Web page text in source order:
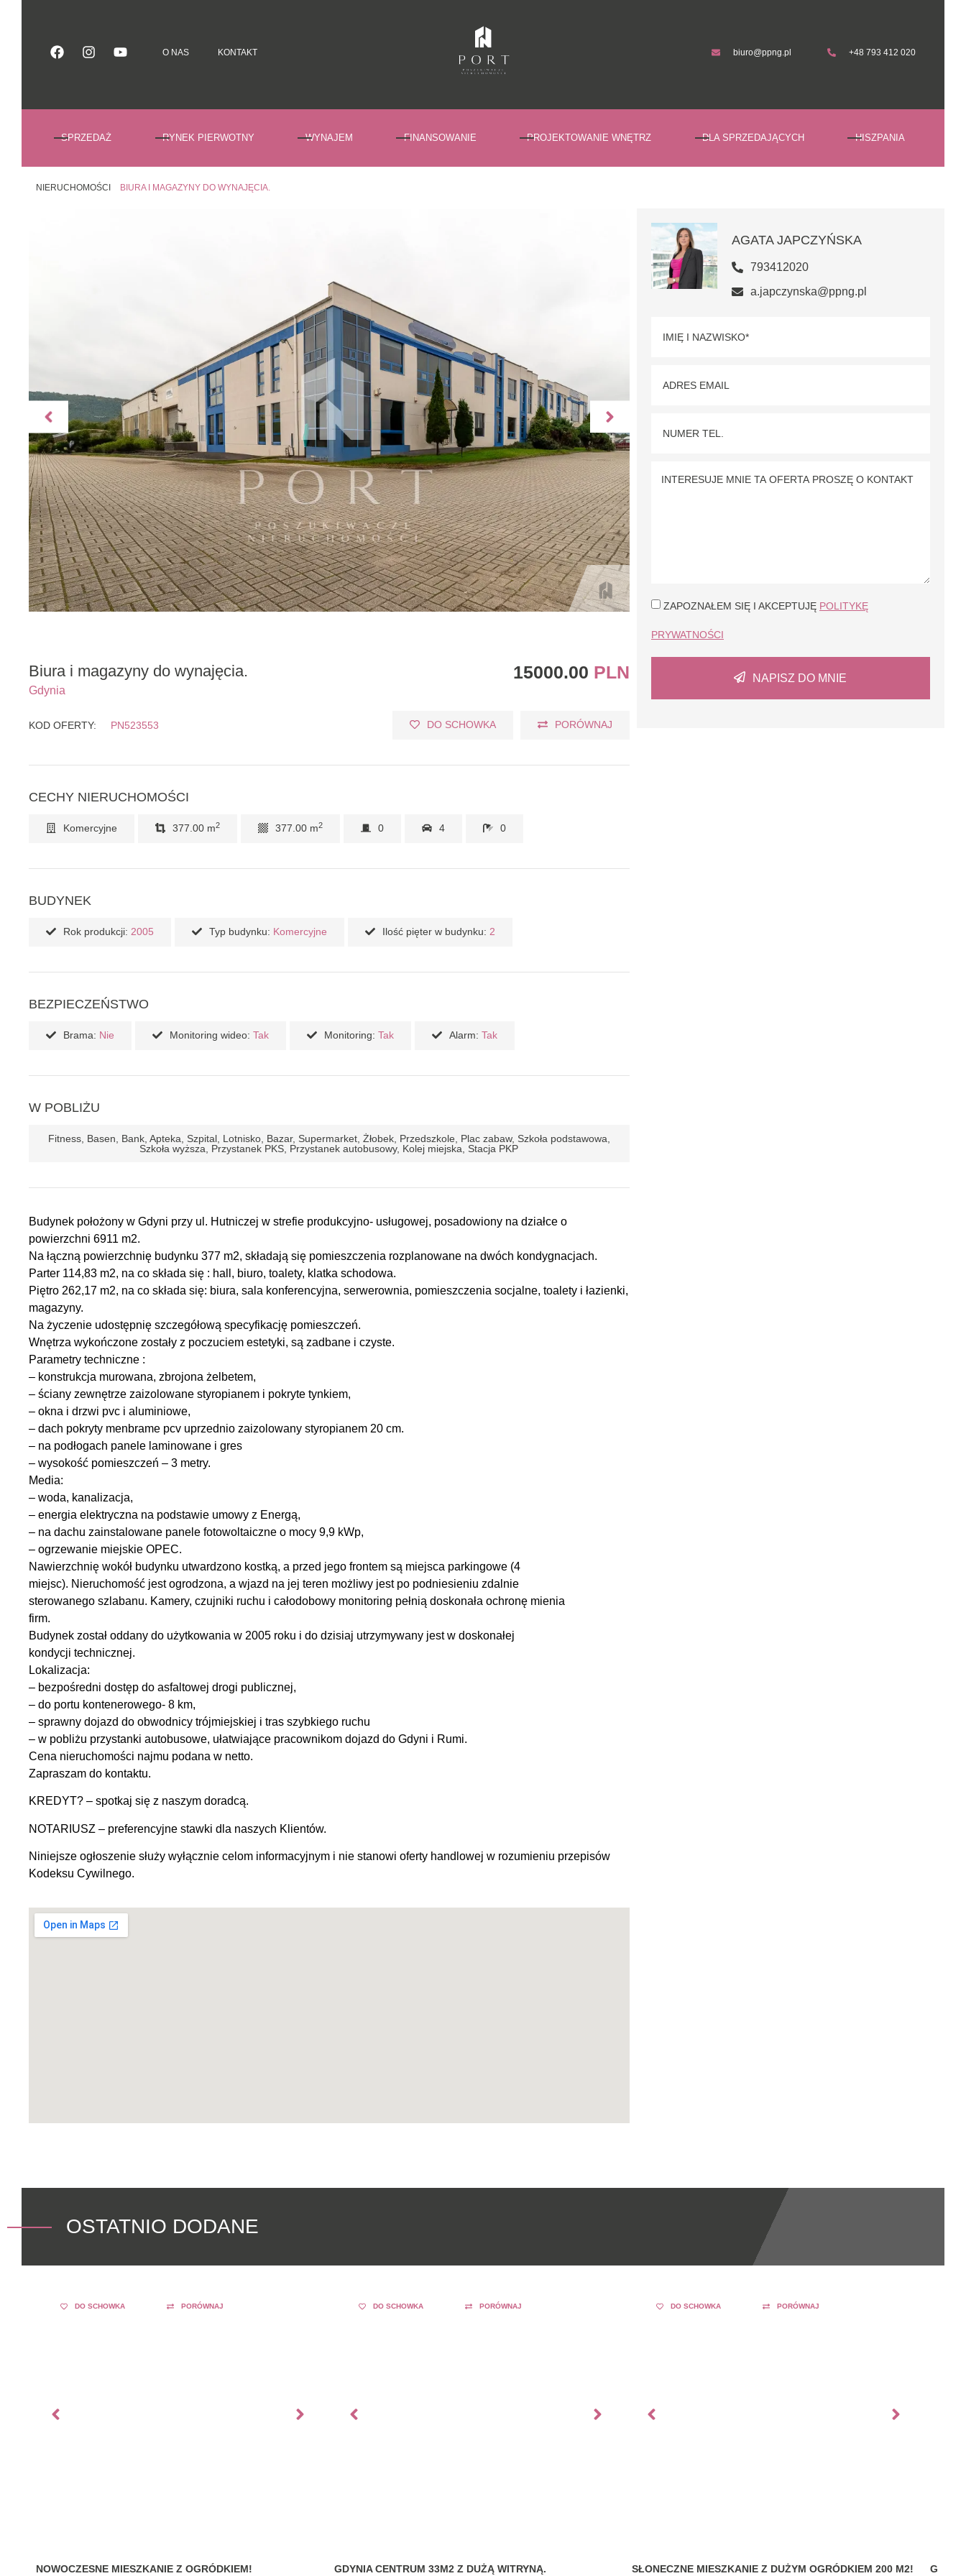
O NAS
KONTAKT biuro@ppng.pl +48 793 412 020
SPRZEDAŻ RYNEK PIERWOTNY WYNAJEM FINANSOWANIE PROJEKTOWANIE WNĘTRZ DLA SPRZEDAJĄCYCH HISZPANIA
NIERUCHOMOŚCI BIURA I MAGAZYNY DO WYNAJĘCIA.
AGATA JAPCZYŃSKA
793412020
a.japczynska@ppng.pl
ZAPOZNAŁEM SIĘ I AKCEPTUJĘ POLITYKĘ
PRYWATNOŚCI
NAPISZ DO MNIE
Biura i magazyny do wynajęcia. 15000.00 PLN
Gdynia
KOD OFERTY: PN523553 DO SCHOWKA PORÓWNAJ
CECHY NIERUCHOMOŚCI
Komercyjne 377.00 m2 377.00 m2 0 4 0
BUDYNEK
Rok produkcji: 2005 Typ budynku: Komercyjne Ilość pięter w budynku: 2
BEZPIECZEŃSTWO
Brama: Nie Monitoring wideo: Tak Monitoring: Tak Alarm: Tak
W POBLIŻU
Fitness, Basen, Bank, Apteka, Szpital, Lotnisko, Bazar, Supermarket, Żłobek, Przedszkole, Plac zabaw, Szkoła podstawowa,
Szkoła wyższa, Przystanek PKS, Przystanek autobusowy, Kolej miejska, Stacja PKP
Budynek położony w Gdyni przy ul. Hutniczej w strefie produkcyjno- usługowej, posadowiony na działce o
powierzchni 6911 m2.
Na łączną powierzchnię budynku 377 m2, składają się pomieszczenia rozplanowane na dwóch kondygnacjach.
Parter 114,83 m2, na co składa się : hall, biuro, toalety, klatka schodowa.
Piętro 262,17 m2, na co składa się: biura, sala konferencyjna, serwerownia, pomieszczenia socjalne, toalety i łazienki,
magazyny.
Na życzenie udostępnię szczegółową specyfikację pomieszczeń.
Wnętrza wykończone zostały z poczuciem estetyki, są zadbane i czyste.
Parametry techniczne :
– konstrukcja murowana, zbrojona żelbetem,
– ściany zewnętrze zaizolowane styropianem i pokryte tynkiem,
– okna i drzwi pvc i aluminiowe,
– dach pokryty menbrame pcv uprzednio zaizolowany styropianem 20 cm.
– na podłogach panele laminowane i gres
– wysokość pomieszczeń – 3 metry.
Media:
– woda, kanalizacja,
– energia elektryczna na podstawie umowy z Energą,
– na dachu zainstalowane panele fotowoltaiczne o mocy 9,9 kWp,
– ogrzewanie miejskie OPEC.
Nawierzchnię wokół budynku utwardzono kostką, a przed jego frontem są miejsca parkingowe (4
miejsc). Nieruchomość jest ogrodzona, a wjazd na jej teren możliwy jest po podniesieniu zdalnie
sterowanego szlabanu. Kamery, czujniki ruchu i całodobowy monitoring pełnią doskonała ochronę mienia
firm.
Budynek został oddany do użytkowania w 2005 roku i do dzisiaj utrzymywany jest w doskonałej
kondycji technicznej.
Lokalizacja:
– bezpośredni dostęp do asfaltowej drogi publicznej,
– do portu kontenerowego- 8 km,
– sprawny dojazd do obwodnicy trójmiejskiej i tras szybkiego ruchu
– w pobliżu przystanki autobusowe, ułatwiające pracownikom dojazd do Gdyni i Rumi.
Cena nieruchomości najmu podana w netto.
Zapraszam do kontaktu.
KREDYT? – spotkaj się z naszym doradcą.
NOTARIUSZ – preferencyjne stawki dla naszych Klientów.
Niniejsze ogłoszenie służy wyłącznie celom informacyjnym i nie stanowi oferty handlowej w rozumieniu przepisów
Kodeksu Cywilnego.
OSTATNIO DODANE
DO SCHOWKA PORÓWNAJ
NOWOCZESNE MIESZKANIE Z OGRÓDKIEM!
DO SCHOWKA PORÓWNAJ
GDYNIA CENTRUM 33M2 Z DUŻĄ WITRYNĄ.
DO SCHOWKA PORÓWNAJ
SŁONECZNE MIESZKANIE Z DUŻYM OGRÓDKIEM 200 M2!